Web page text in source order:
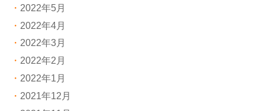
2022年5月
2022年4月
2022年3月
2022年2月
2022年1月
2021年12月